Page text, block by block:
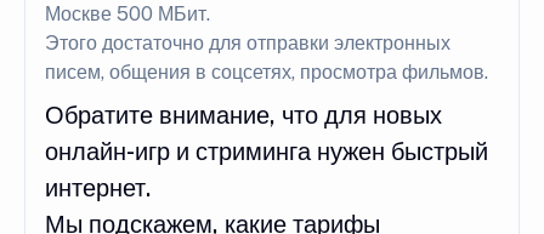
Москве 500 МБит.
Этого достаточно для отправки электронных
писем, общения в соцсетях, просмотра фильмов.
Обратите внимание, что для новых
онлайн-игр и стриминга нужен быстрый
интернет.
Мы подскажем, какие тарифы